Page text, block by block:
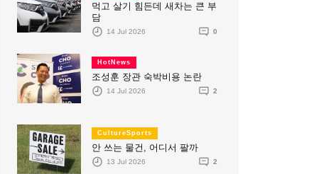
먹고 살기 힘든데 새차는 큰 부
담
14 Jul 2026 0
HotNews
조성훈 장관 숙박비용 논란
14 Jul 2026 2
CultureSports
안 쓰는 물건, 어디서 팔까
13 Jul 2026 2